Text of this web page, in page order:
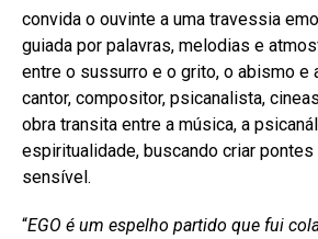
convida o ouvinte a uma travessia
guiada por palavras, melodias e
entre o sussurro e o grito, o abismo e
cantor, compositor, psicanalista,
obra transita entre a música, a
espiritualidade, buscando criar
sensível.
“EGO é um espelho partido que fui